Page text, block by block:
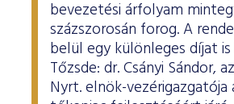
bevezetési árfolyam
százszorosán forog. A
belül egy különleges díjat
Tőzsde: dr. Csányi Sándor,
Nyrt. elnök-vezérigazgatója